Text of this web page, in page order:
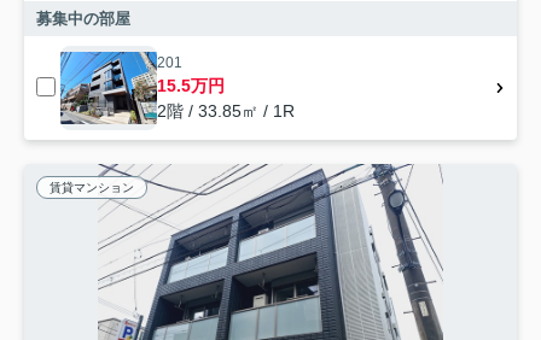
募集中の部屋
201
15.5万円
2階 / 33.85㎡ / 1R
賃貸マンション